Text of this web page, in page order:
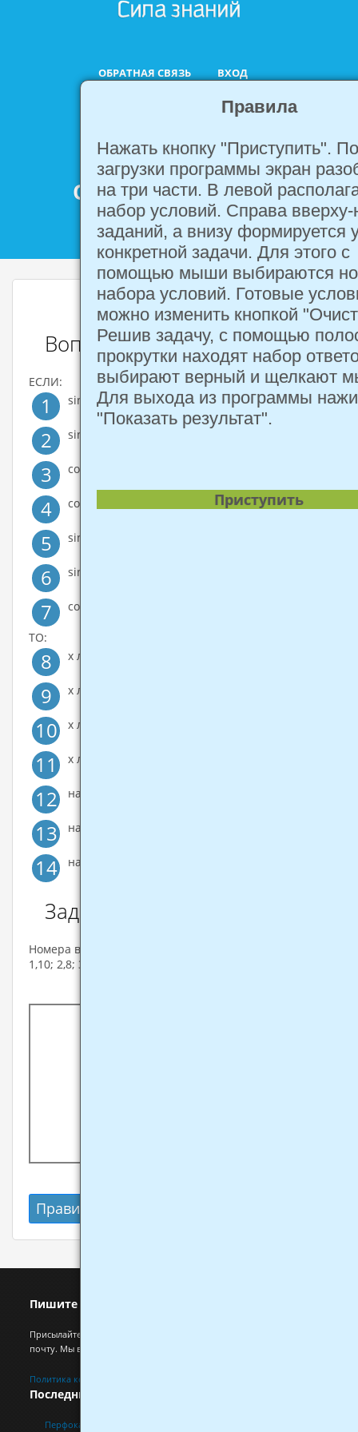
ОБРАТНАЯ СВЯЗЬ ВХОД
ФАСЕТНЫЙ ТЕСТ
ОНЛАЙН. ФУНКЦИЯ
Y=COSX И У=SINX
Вопросы
ЕСЛИ:
1 sin x < 0
2 sin x >0
3 cos x >0
4 cos x <0
5 sin x =0
6 sin x = 1
7 cos x =1
ТО:
8 х лежит в 1 и 2 четвертях
9 х лежит во 2 и 3 четвертях
10 х лежит в 3 и 4 четвертях
11 х лежит в 1 и 4 четвертях
12 на первом положительном кругу х=п и х=2п
13 на первом положительно кругу х=п/2
14 на первом положительном кругу х=0 или х=2п
Задачи
Номера в списке:
1,10; 2,8; 3,10; 4,9; 5,14; 5,12; 6,13; 7,14; 7,13; 6,14;
Правила
Правила
Нажать кнопку "Приступить".
загрузки программы экран
на три части. В левой
набор условий. Справа
заданий, а внизу формируется
конкретной задачи. Для этого с
помощью мыши выбираются
набора условий. Готовые
можно изменить кнопкой
Решив задачу, с помощью
прокрутки находят набор
выбирают верный и щелкают
Для выхода из программы
"Показать результат".
Приступить
Пишите нам
Присылайте свои замечания и предложения на на электронную
почту. Мы всегда рады ответить на все ваши вопросы.
Политика конфиденциальности персональных данных
Последние материалы
Перфокарты